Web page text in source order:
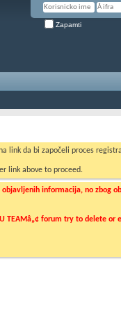
Zapamti
link da bi započeli proces
link above to proceed.
informacija, no zbog
TEAMâ„¢ forum try to delete